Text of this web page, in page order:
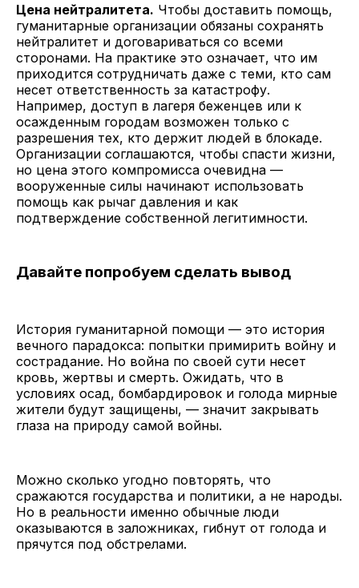
Цена нейтралитета. Чтобы доставить помощь,
гуманитарные организации обязаны сохранять
нейтралитет и договариваться со всеми
сторонами. На практике это означает, что им
приходится сотрудничать даже с теми, кто сам
несет ответственность за катастрофу.
Например, доступ в лагеря беженцев или к
осажденным городам возможен только с
разрешения тех, кто держит людей в блокаде.
Организации соглашаются, чтобы спасти жизни,
но цена этого компромисса очевидна —
вооруженные силы начинают использовать
помощь как рычаг давления и как
подтверждение собственной легитимности.
Давайте попробуем сделать вывод
История гуманитарной помощи — это история
вечного парадокса: попытки примирить войну и
сострадание. Но война по своей сути несет
кровь, жертвы и смерть. Ожидать, что в
условиях осад, бомбардировок и голода мирные
жители будут защищены, — значит закрывать
глаза на природу самой войны.
Можно сколько угодно повторять, что
сражаются государства и политики, а не народы.
Но в реальности именно обычные люди
оказываются в заложниках, гибнут от голода и
прячутся под обстрелами.